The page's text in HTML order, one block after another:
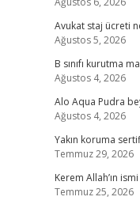
Avukat staj ücreti
Ağustos 5, 2026
B sınıfı kurutma
Ağustos 4, 2026
Alo Aqua Pudra
Ağustos 4, 2026
Yakın koruma
Temmuz 29, 2026
Kerem Allah’ın
Temmuz 25, 2026